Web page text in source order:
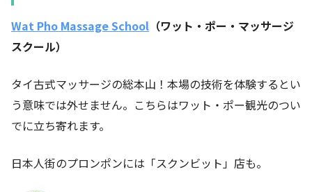
Wat Pho Massage School （ワット・ポー・マッサージ
スクール）
タイ古式マッサージの総本山！本場の技術を体験するとい
う意味では外せません。こちらはワット・ポー観光のつい
でに立ち寄れます。
日本人街のプロンポンには「スクンビット」店も。